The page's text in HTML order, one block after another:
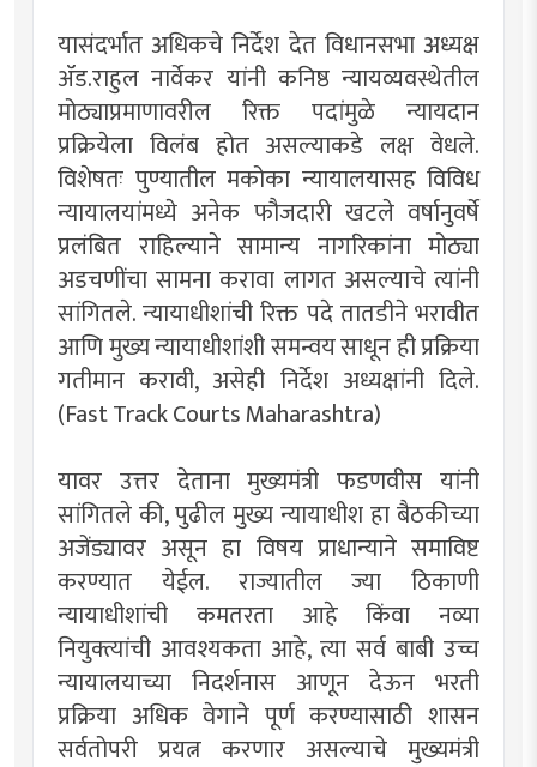
यासंदर्भात अधिकचे निर्देश देत विधानसभा अध्यक्ष
ॲड.राहुल नार्वेकर यांनी कनिष्ठ न्यायव्यवस्थेतील
मोठ्याप्रमाणावरील रिक्त पदांमुळे न्यायदान
प्रक्रियेला विलंब होत असल्याकडे लक्ष वेधले.
विशेषतः पुण्यातील मकोका न्यायालयासह विविध
न्यायालयांमध्ये अनेक फौजदारी खटले वर्षानुवर्षे
प्रलंबित राहिल्याने सामान्य नागरिकांना मोठ्या
अडचणींचा सामना करावा लागत असल्याचे त्यांनी
सांगितले. न्यायाधीशांची रिक्त पदे तातडीने भरावीत
आणि मुख्य न्यायाधीशांशी समन्वय साधून ही प्रक्रिया
गतीमान करावी, असेही निर्देश अध्यक्षांनी दिले.
(Fast Track Courts Maharashtra)
यावर उत्तर देताना मुख्यमंत्री फडणवीस यांनी
सांगितले की, पुढील मुख्य न्यायाधीश हा बैठकीच्या
अजेंड्यावर असून हा विषय प्राधान्याने समाविष्ट
करण्यात येईल. राज्यातील ज्या ठिकाणी
न्यायाधीशांची कमतरता आहे किंवा नव्या
नियुक्त्यांची आवश्यकता आहे, त्या सर्व बाबी उच्च
न्यायालयाच्या निदर्शनास आणून देऊन भरती
प्रक्रिया अधिक वेगाने पूर्ण करण्यासाठी शासन
सर्वतोपरी प्रयत्न करणार असल्याचे मुख्यमंत्री